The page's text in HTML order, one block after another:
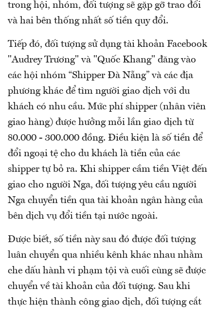
trong hội, nhóm, đối tượng sẽ gặp gỡ trao đổi
và hai bên thống nhất số tiền quy đổi.
Tiếp đó, đối tượng sử dụng tài khoản Facebook
"Audrey Trương" và "Quốc Khang" đăng vào
các hội nhóm “Shipper Đà Nẵng” và các địa
phương khác để tìm người giao dịch với du
khách có nhu cầu. Mức phí shipper (nhân viên
giao hàng) được hưởng mỗi lần giao dịch từ
80.000 - 300.000 đồng. Điều kiện là số tiền để
đổi ngoại tệ cho du khách là tiền của các
shipper tự bỏ ra. Khi shipper cầm tiền Việt đến
giao cho người Nga, đối tượng yêu cầu người
Nga chuyển tiền qua tài khoản ngân hàng của
bên dịch vụ đổi tiền tại nước ngoài.
Được biết, số tiền này sau đó được đối tượng
luân chuyển qua nhiều kênh khác nhau nhằm
che dấu hành vi phạm tội và cuối cùng sẽ được
chuyển về tài khoản của đối tượng. Sau khi
thực hiện thành công giao dịch, đối tượng cắt